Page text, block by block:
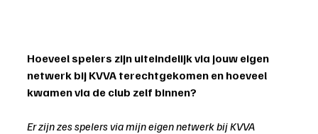
Hoeveel spelers zijn uiteindelijk via jouw eigen
netwerk bij KVVA terechtgekomen en hoeveel
kwamen via de club zelf binnen?
Er zijn zes spelers via mijn eigen netwerk bij KVVA